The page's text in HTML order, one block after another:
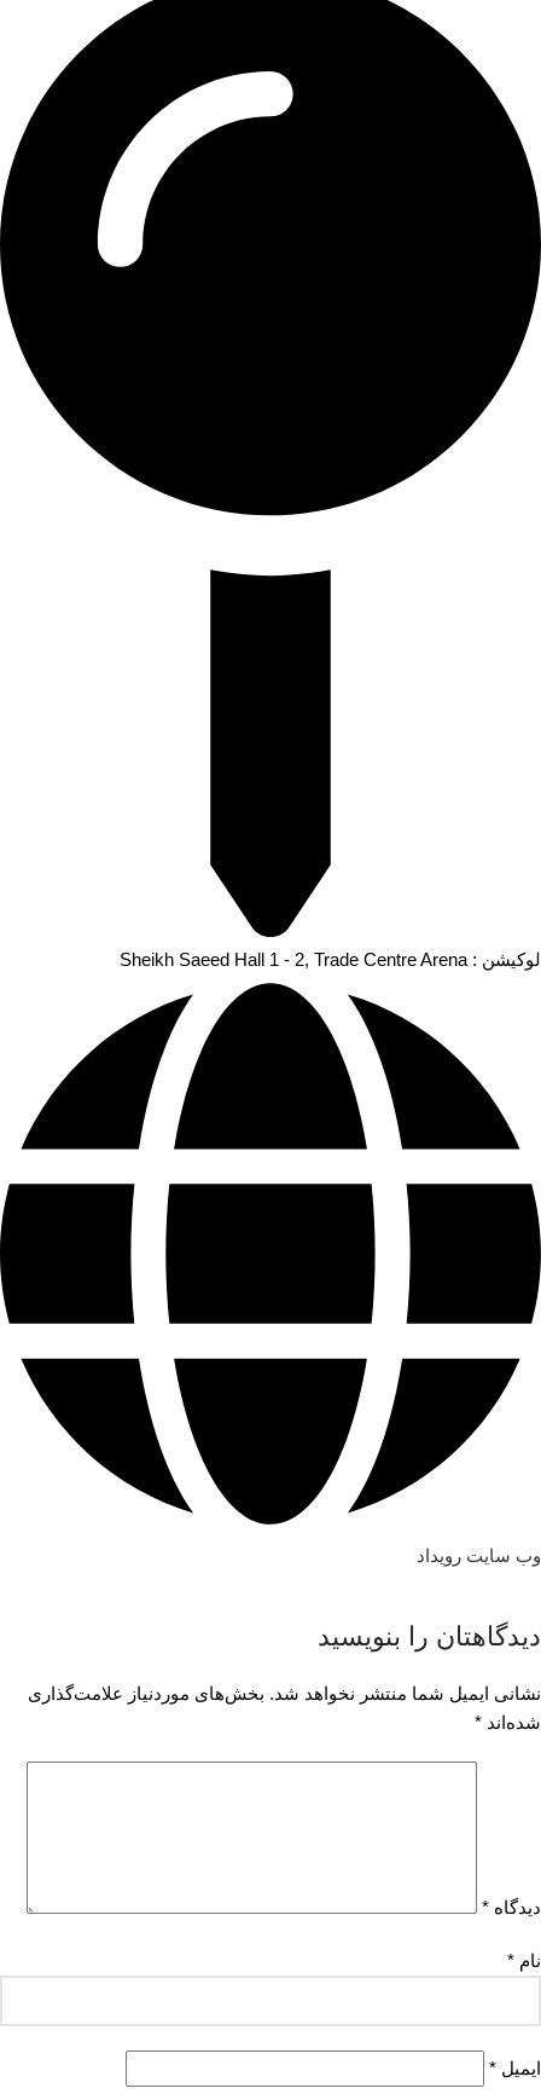
لوکیشن : Sheikh Saeed Hall 1 - 2, Trade Centre Arena
وب سایت رویداد
دیدگاهتان را بنویسید
نشانی ایمیل شما منتشر نخواهد شد. بخش‌های موردنیاز علامت‌گذاری
شده‌اند *
دیدگاه *
نام *
ایمیل *